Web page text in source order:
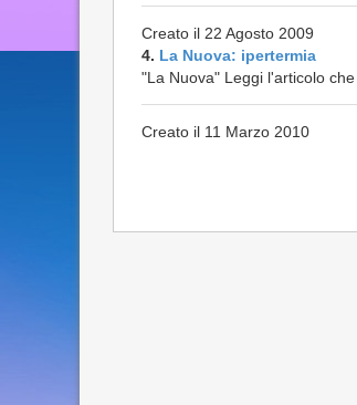
Creato il 22 Agosto 2009
4. La Nuova: ipertermia
"La Nuova" Leggi l'articolo
Creato il 11 Marzo 2010